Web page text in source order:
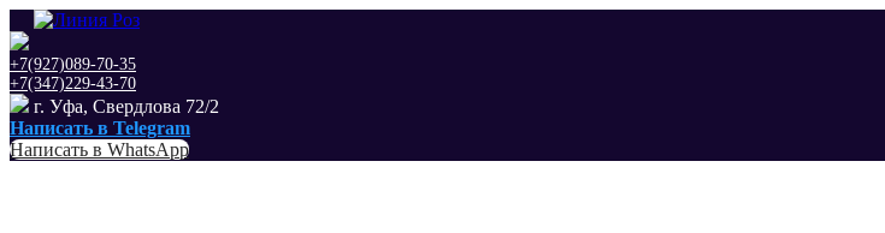
+7(927)089-70-35
+7(347)229-43-70
г. Уфа, Свердлова 72/2
Написать в Telegram
Написать в WhatsApp